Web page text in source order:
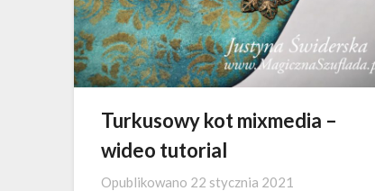
Turkusowy kot mixmedia –
wideo tutorial
Opublikowano 22 stycznia 2021